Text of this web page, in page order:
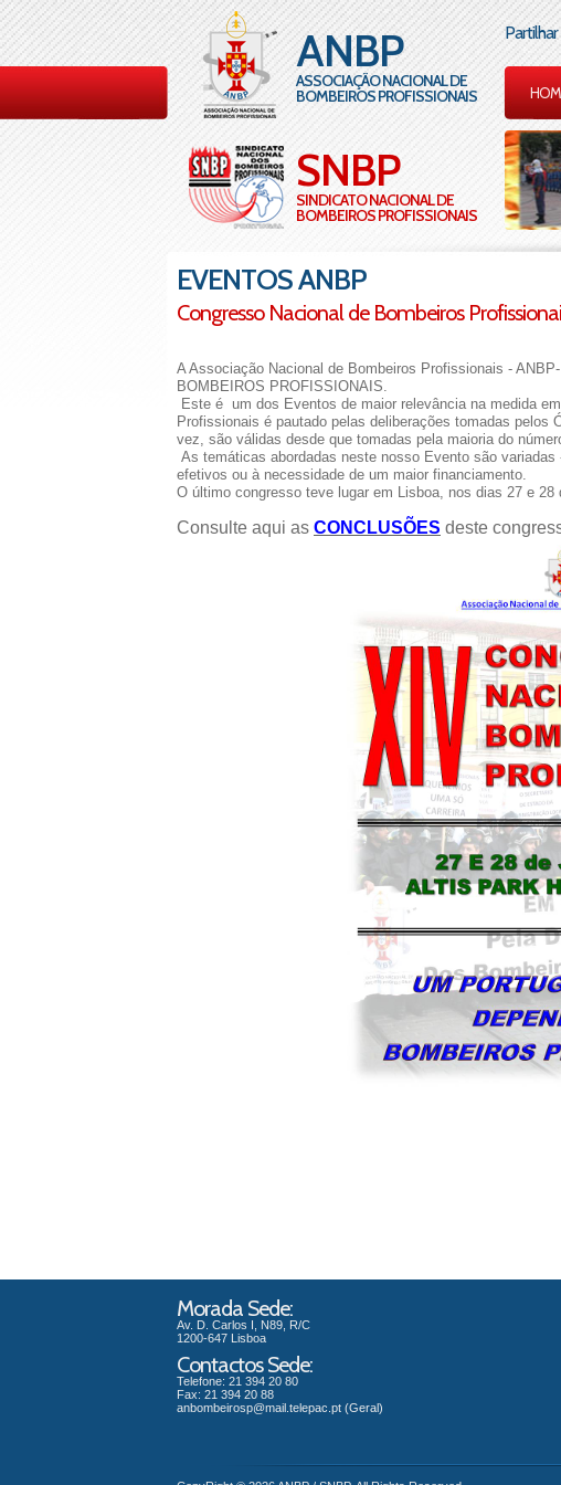
ANBP
ASSOCIAÇÃO NACIONAL DE
BOMBEIROS PROFISSIONAIS
SNBP
SINDICATO NACIONAL DE
BOMBEIROS PROFISSIONAIS
EVENTOS ANBP
Congresso Nacional de Bombeiros
A Associação Nacional de Bombeiros Profissionais -
BOMBEIROS PROFISSIONAIS.
Este é um dos Eventos de maior relevância na medida
Profissionais é pautado pelas deliberações tomadas
vez, são válidas desde que tomadas pela maioria do
As temáticas abordadas neste nosso Evento são
efetivos ou à necessidade de um maior financiamento.
O último congresso teve lugar em Lisboa, nos dias 27 e 28
Consulte aqui as CONCLUSÕES deste
Morada Sede:
Av. D. Carlos I, N89, R/C
1200-647 Lisboa
Contactos Sede:
Telefone: 21 394 20 80
Fax: 21 394 20 88
anbombeirosp@mail.telepac.pt (Geral)